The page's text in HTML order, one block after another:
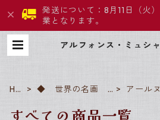
発送について：8月11日（火
業となります。
アルフォンス・ミュシ
HO
◆ 世界の名画
アールヌ
すべての商品一覧